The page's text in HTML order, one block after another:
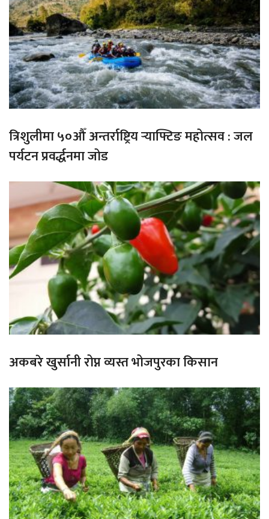
त्रिशुलीमा ५०औँ अन्तर्राष्ट्रिय र्‍याफ्टिङ महोत्सव : जल
पर्यटन प्रवर्द्धनमा जोड
अकबरे खुर्सानी रोप्न व्यस्त भोजपुरका किसान